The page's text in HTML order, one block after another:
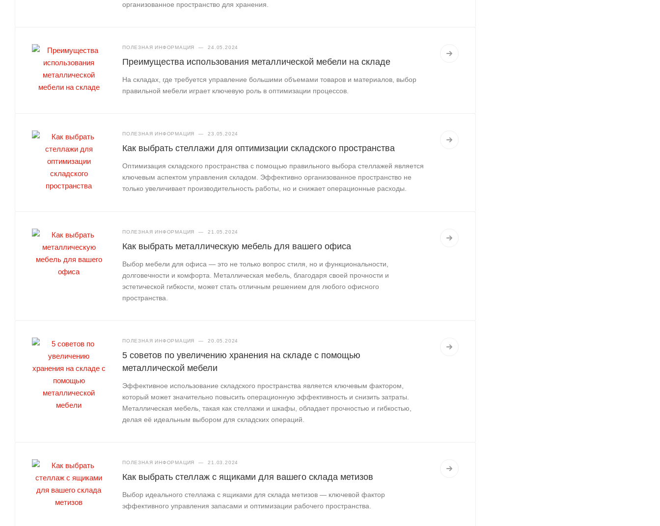
организованное пространство для хранения.
ПОЛЕЗНАЯ ИНФОРМАЦИЯ — 24.05.2024
Преимущества использования металлической мебели на складе
На складах, где требуется управление большими объемами товаров и материалов, выбор
правильной мебели играет ключевую роль в оптимизации процессов.
ПОЛЕЗНАЯ ИНФОРМАЦИЯ — 23.05.2024
Как выбрать стеллажи для оптимизации складского пространства
Оптимизация складского пространства с помощью правильного выбора стеллажей является
ключевым аспектом управления складом. Эффективно организованное пространство не
только увеличивает производительность работы, но и снижает операционные расходы.
ПОЛЕЗНАЯ ИНФОРМАЦИЯ — 21.05.2024
Как выбрать металлическую мебель для вашего офиса
Выбор мебели для офиса — это не только вопрос стиля, но и функциональности,
долговечности и комфорта. Металлическая мебель, благодаря своей прочности и
эстетической гибкости, может стать отличным решением для любого офисного
пространства.
ПОЛЕЗНАЯ ИНФОРМАЦИЯ — 20.05.2024
5 советов по увеличению хранения на складе с помощью
металлической мебели
Эффективное использование складского пространства является ключевым фактором,
который может значительно повысить операционную эффективность и снизить затраты.
Металлическая мебель, такая как стеллажи и шкафы, обладает прочностью и гибкостью,
делая её идеальным выбором для складских операций.
ПОЛЕЗНАЯ ИНФОРМАЦИЯ — 21.03.2024
Как выбрать стеллаж с ящиками для вашего склада метизов
Выбор идеального стеллажа с ящиками для склада метизов — ключевой фактор
эффективного управления запасами и оптимизации рабочего пространства.